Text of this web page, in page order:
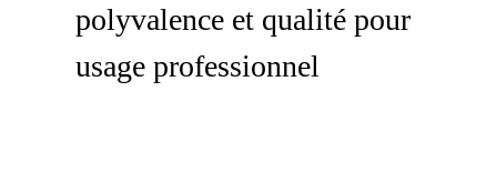
polyvalence et qualité pour
usage professionnel